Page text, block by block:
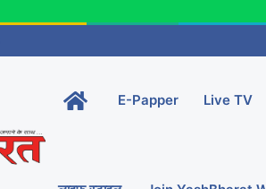
Home-E-Papper Live TV